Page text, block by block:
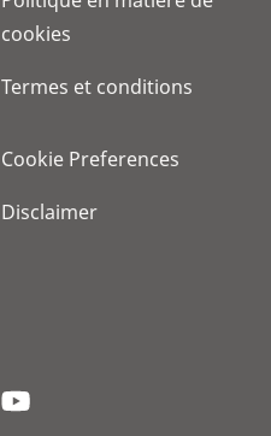
cookies
Termes et conditions
Cookie Preferences
Disclaimer